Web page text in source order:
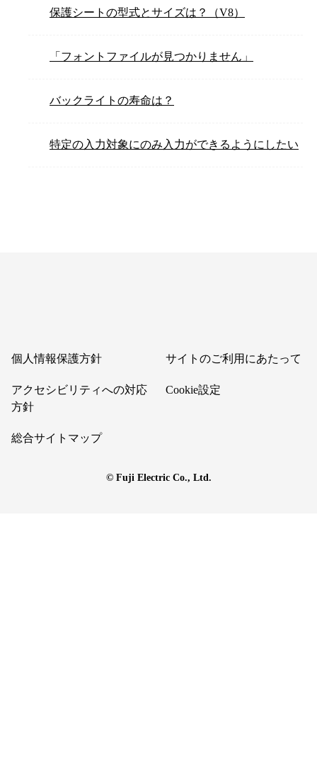
保護シートの型式とサイズは？（V8）
「フォントファイルが見つかりません」
バックライトの寿命は？
特定の入力対象にのみ入力ができるようにしたい
個人情報保護方針 サイトのご利用にあたって
アクセシビリティへの対応
方針
Cookie設定
総合サイトマップ
© Fuji Electric Co., Ltd.